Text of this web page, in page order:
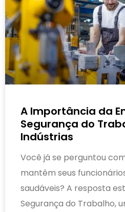
A Importância da
Segurança do
Indústrias
Você já se perguntou
mantêm seus
saudáveis? A resposta
Segurança do Trabalho,